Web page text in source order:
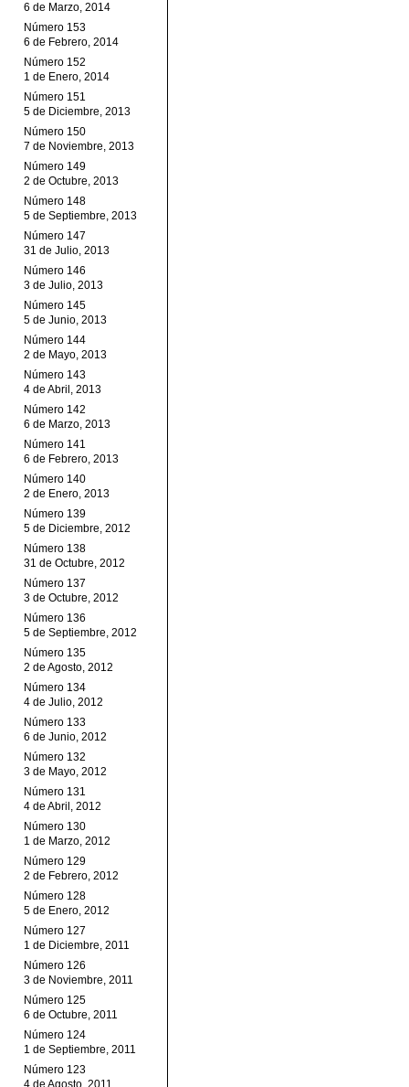
6 de Marzo, 2014
Número 153
6 de Febrero, 2014
Número 152
1 de Enero, 2014
Número 151
5 de Diciembre, 2013
Número 150
7 de Noviembre, 2013
Número 149
2 de Octubre, 2013
Número 148
5 de Septiembre, 2013
Número 147
31 de Julio, 2013
Número 146
3 de Julio, 2013
Número 145
5 de Junio, 2013
Número 144
2 de Mayo, 2013
Número 143
4 de Abril, 2013
Número 142
6 de Marzo, 2013
Número 141
6 de Febrero, 2013
Número 140
2 de Enero, 2013
Número 139
5 de Diciembre, 2012
Número 138
31 de Octubre, 2012
Número 137
3 de Octubre, 2012
Número 136
5 de Septiembre, 2012
Número 135
2 de Agosto, 2012
Número 134
4 de Julio, 2012
Número 133
6 de Junio, 2012
Número 132
3 de Mayo, 2012
Número 131
4 de Abril, 2012
Número 130
1 de Marzo, 2012
Número 129
2 de Febrero, 2012
Número 128
5 de Enero, 2012
Número 127
1 de Diciembre, 2011
Número 126
3 de Noviembre, 2011
Número 125
6 de Octubre, 2011
Número 124
1 de Septiembre, 2011
Número 123
4 de Agosto, 2011